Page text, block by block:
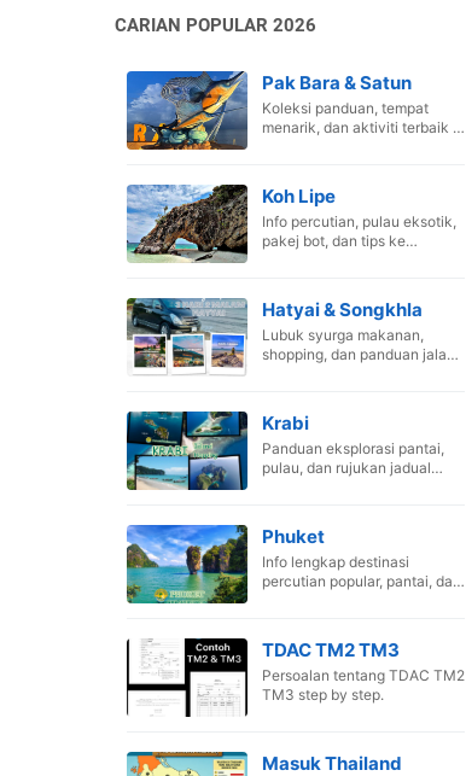
CARIAN POPULAR 2026
Pak Bara & Satun
Koleksi panduan, tempat
menarik, dan aktiviti terbaik di
Koh Lipe
Info percutian, pulau eksotik,
pakej bot, dan tips ke
Hatyai & Songkhla
Lubuk syurga makanan,
shopping, dan panduan jalan-
Krabi
Panduan eksplorasi pantai,
pulau, dan rujukan jadual
Phuket
Info lengkap destinasi
percutian popular, pantai, dan
TDAC TM2 TM3
Persoalan tentang TDAC TM2
TM3 step by step.
Masuk Thailand